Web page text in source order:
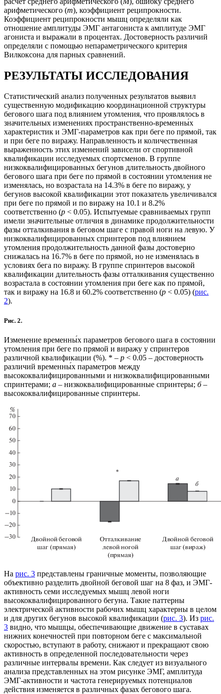
арифметического (m), коэффициент реципрокности.
Коэффициент реципрокности мышц определяли как
отношение амплитуды ЭМГ антагониста к амплитуде ЭМГ
агониста и выражали в процентах. Достоверность различий
определяли с помощью непараметрического критерия
Вилкоксона для парных сравнений.
РЕЗУЛЬТАТЫ ИССЛЕДОВАНИЯ
Статистический анализ полученных результатов выявил
существенную модификацию координационной структуры
бегового шага под влиянием утомления, что проявлялось в
значительных изменениях пространственно-временны́х
характеристик и ЭМГ-параметров как при беге по прямой, так
и при беге по виражу. Направленность и количественная
выраженность этих изменений зависели от спортивной
квалификации исследуемых спортсменов. В группе
низкоквалифицированных бегунов длительность двойного
бегового шага при беге по прямой в состоянии утомления не
изменялась, но возрастала на 14.3% в беге по виражу, у
бегунов высокой квалификации этот показатель увеличивался
при беге по прямой и по виражу на 10.1 и 8.2%
соответственно (p < 0.05). Испытуемые сравниваемых групп
имели значительные отличия в динамике продолжительности
фазы отталкивания в беговом шаге с правой ноги на левую. У
низкоквалифицированных спринтеров под влиянием
утомления продолжительность данной фазы достоверно
снижалась на 16.7% в беге по прямой, но не изменялась в
условиях бега по виражу. В группе спринтеров высокой
квалификации длительность фазы отталкивания существенно
возрастала в состоянии утомления при беге как по прямой,
так и виражу на 16.8 и 60.2% соответственно (p < 0.05) (рис.
2).
Рис. 2.
Изменение временны́х параметров бегового шага в состоянии
утомления при беге по прямой и виражу у спринтеров
различной квалификации (%). * – p < 0.05 – достоверность
различий временны́х параметров между
высококвалифицированными и низкоквалифицированными
спринтерами; а – низкоквалифицированные спринтеры; б–
высококвалифицированные спринтеры.
На рис. 3 представлены граничные моменты, позволяющие
объективно разделить двойной беговой шаг на 8 фаз, и ЭМГ-
активность семи исследуемых мышц левой ноги
высококвалифицированного бегуна. Такие паттерны
электрической активности рабочих мышц характерны в целом
и для других бегунов высокой квалификации (рис. 3). Из рис.
3 видно, что мышцы, обеспечивающие движение в суставах
нижних конечностей при повторном беге с максимальной
скоростью, вступают в работу, снижают и прекращают свою
активность в определенной последовательности через
различные интервалы времени. Как следует из визуального
анализа представленных на этом рисунке ЭМГ, амплитуда
ЭМГ-активности и частота генерируемых потенциалов
действия изменяется в различных фазах бегового шага.